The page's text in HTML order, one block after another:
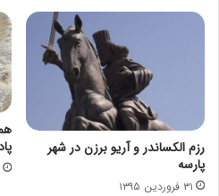
رزم الکساندر و آریو برزن در شهر
پارسه
۳۱ فروردین ۱۳۹۵